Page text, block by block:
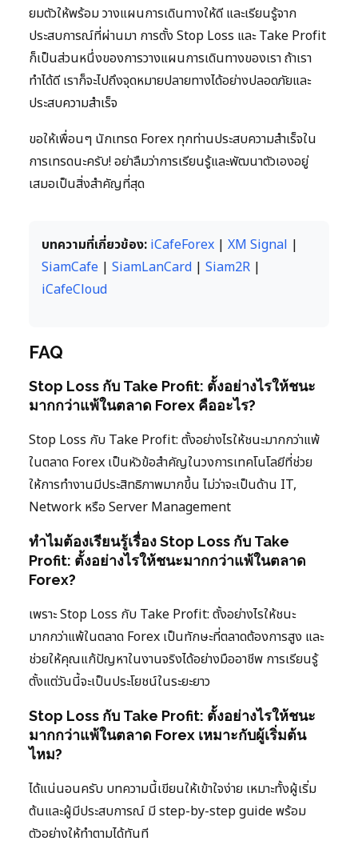
ยมตัวให้พร้อม วางแผนการเดินทางให้ดี และเรียนรู้จาก
ประสบการณ์ที่ผ่านมา การตั้ง Stop Loss และ Take Profit
ก็เป็นส่วนหนึ่งของการวางแผนการเดินทางของเรา ถ้าเรา
ทำได้ดี เราก็จะไปถึงจุดหมายปลายทางได้อย่างปลอดภัยและ
ประสบความสำเร็จ
ขอให้เพื่อนๆ นักเทรด Forex ทุกท่านประสบความสำเร็จใน
การเทรดนะครับ! อย่าลืมว่าการเรียนรู้และพัฒนาตัวเองอยู่
เสมอเป็นสิ่งสำคัญที่สุด
บทความที่เกี่ยวข้อง: iCafeForex | XM Signal |
SiamCafe | SiamLanCard | Siam2R |
iCafeCloud
FAQ
Stop Loss กับ Take Profit: ตั้งอย่างไรให้ชนะ
มากกว่าแพ้ในตลาด Forex คืออะไร?
Stop Loss กับ Take Profit: ตั้งอย่างไรให้ชนะมากกว่าแพ้
ในตลาด Forex เป็นหัวข้อสำคัญในวงการเทคโนโลยีที่ช่วย
ให้การทำงานมีประสิทธิภาพมากขึ้น ไม่ว่าจะเป็นด้าน IT,
Network หรือ Server Management
ทำไมต้องเรียนรู้เรื่อง Stop Loss กับ Take
Profit: ตั้งอย่างไรให้ชนะมากกว่าแพ้ในตลาด
Forex?
เพราะ Stop Loss กับ Take Profit: ตั้งอย่างไรให้ชนะ
มากกว่าแพ้ในตลาด Forex เป็นทักษะที่ตลาดต้องการสูง และ
ช่วยให้คุณแก้ปัญหาในงานจริงได้อย่างมืออาชีพ การเรียนรู้
ตั้งแต่วันนี้จะเป็นประโยชน์ในระยะยาว
Stop Loss กับ Take Profit: ตั้งอย่างไรให้ชนะ
มากกว่าแพ้ในตลาด Forex เหมาะกับผู้เริ่มต้น
ไหม?
ได้แน่นอนครับ บทความนี้เขียนให้เข้าใจง่าย เหมาะทั้งผู้เริ่ม
ต้นและผู้มีประสบการณ์ มี step-by-step guide พร้อม
ตัวอย่างให้ทำตามได้ทันที